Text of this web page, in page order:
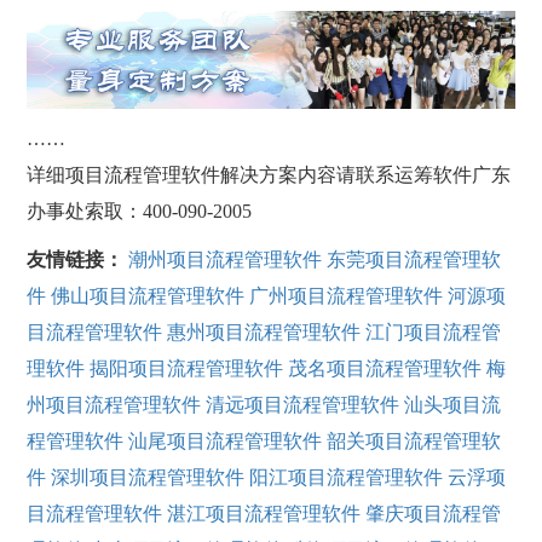
……
详细项目流程管理软件解决方案内容请联系运筹软件广东
办事处索取：400-090-2005
友情链接： 潮州项目流程管理软件 东莞项目流程管理软
件 佛山项目流程管理软件 广州项目流程管理软件 河源项
目流程管理软件 惠州项目流程管理软件 江门项目流程管
理软件 揭阳项目流程管理软件 茂名项目流程管理软件 梅
州项目流程管理软件 清远项目流程管理软件 汕头项目流
程管理软件 汕尾项目流程管理软件 韶关项目流程管理软
件 深圳项目流程管理软件 阳江项目流程管理软件 云浮项
目流程管理软件 湛江项目流程管理软件 肇庆项目流程管